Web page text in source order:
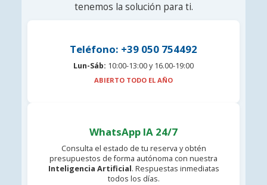
tenemos la solución para ti.
Teléfono: +39 050 754492
Lun-Sáb: 10:00-13:00 y 16.00-19:00
ABIERTO TODO EL AÑO
WhatsApp IA 24/7
Consulta el estado de tu reserva y obtén
presupuestos de forma autónoma con nuestra
Inteligencia Artificial. Respuestas inmediatas
todos los días.